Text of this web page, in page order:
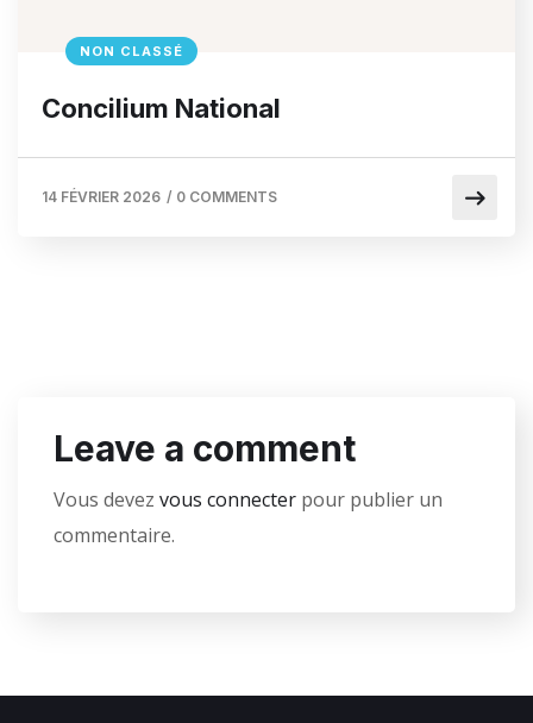
NON CLASSÉ
Concilium National
14 FÉVRIER 2026 / 0 COMMENTS
Leave a comment
Vous devez vous connecter pour publier un
commentaire.